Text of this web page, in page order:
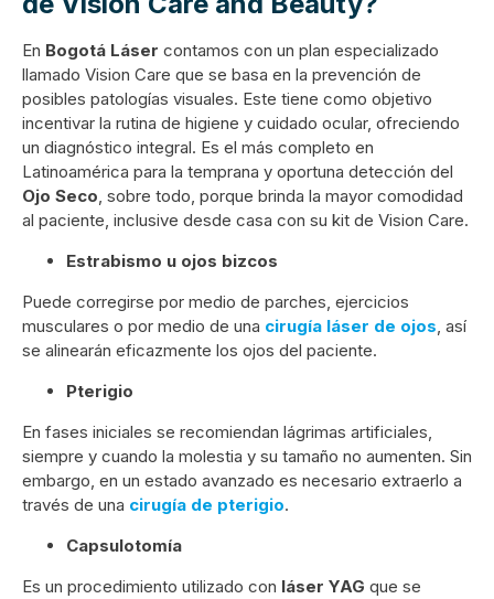
En Bogotá Láser contamos con un plan especializado
llamado Vision Care que se basa en la prevención de
posibles patologías visuales. Este tiene como objetivo
incentivar la rutina de higiene y cuidado ocular, ofreciendo
un diagnóstico integral. Es el más completo en
Latinoamérica para la temprana y oportuna detección del
Ojo Seco, sobre todo, porque brinda la mayor comodidad
al paciente, inclusive desde casa con su kit de Vision Care.
Estrabismo u ojos bizcos
Puede corregirse por medio de parches, ejercicios
musculares o por medio de una cirugía láser de ojos, así
se alinearán eficazmente los ojos del paciente.
Pterigio
En fases iniciales se recomiendan lágrimas artificiales,
siempre y cuando la molestia y su tamaño no aumenten. Sin
embargo, en un estado avanzado es necesario extraerlo a
través de una cirugía de pterigio.
Capsulotomía
Es un procedimiento utilizado con láser YAG que se